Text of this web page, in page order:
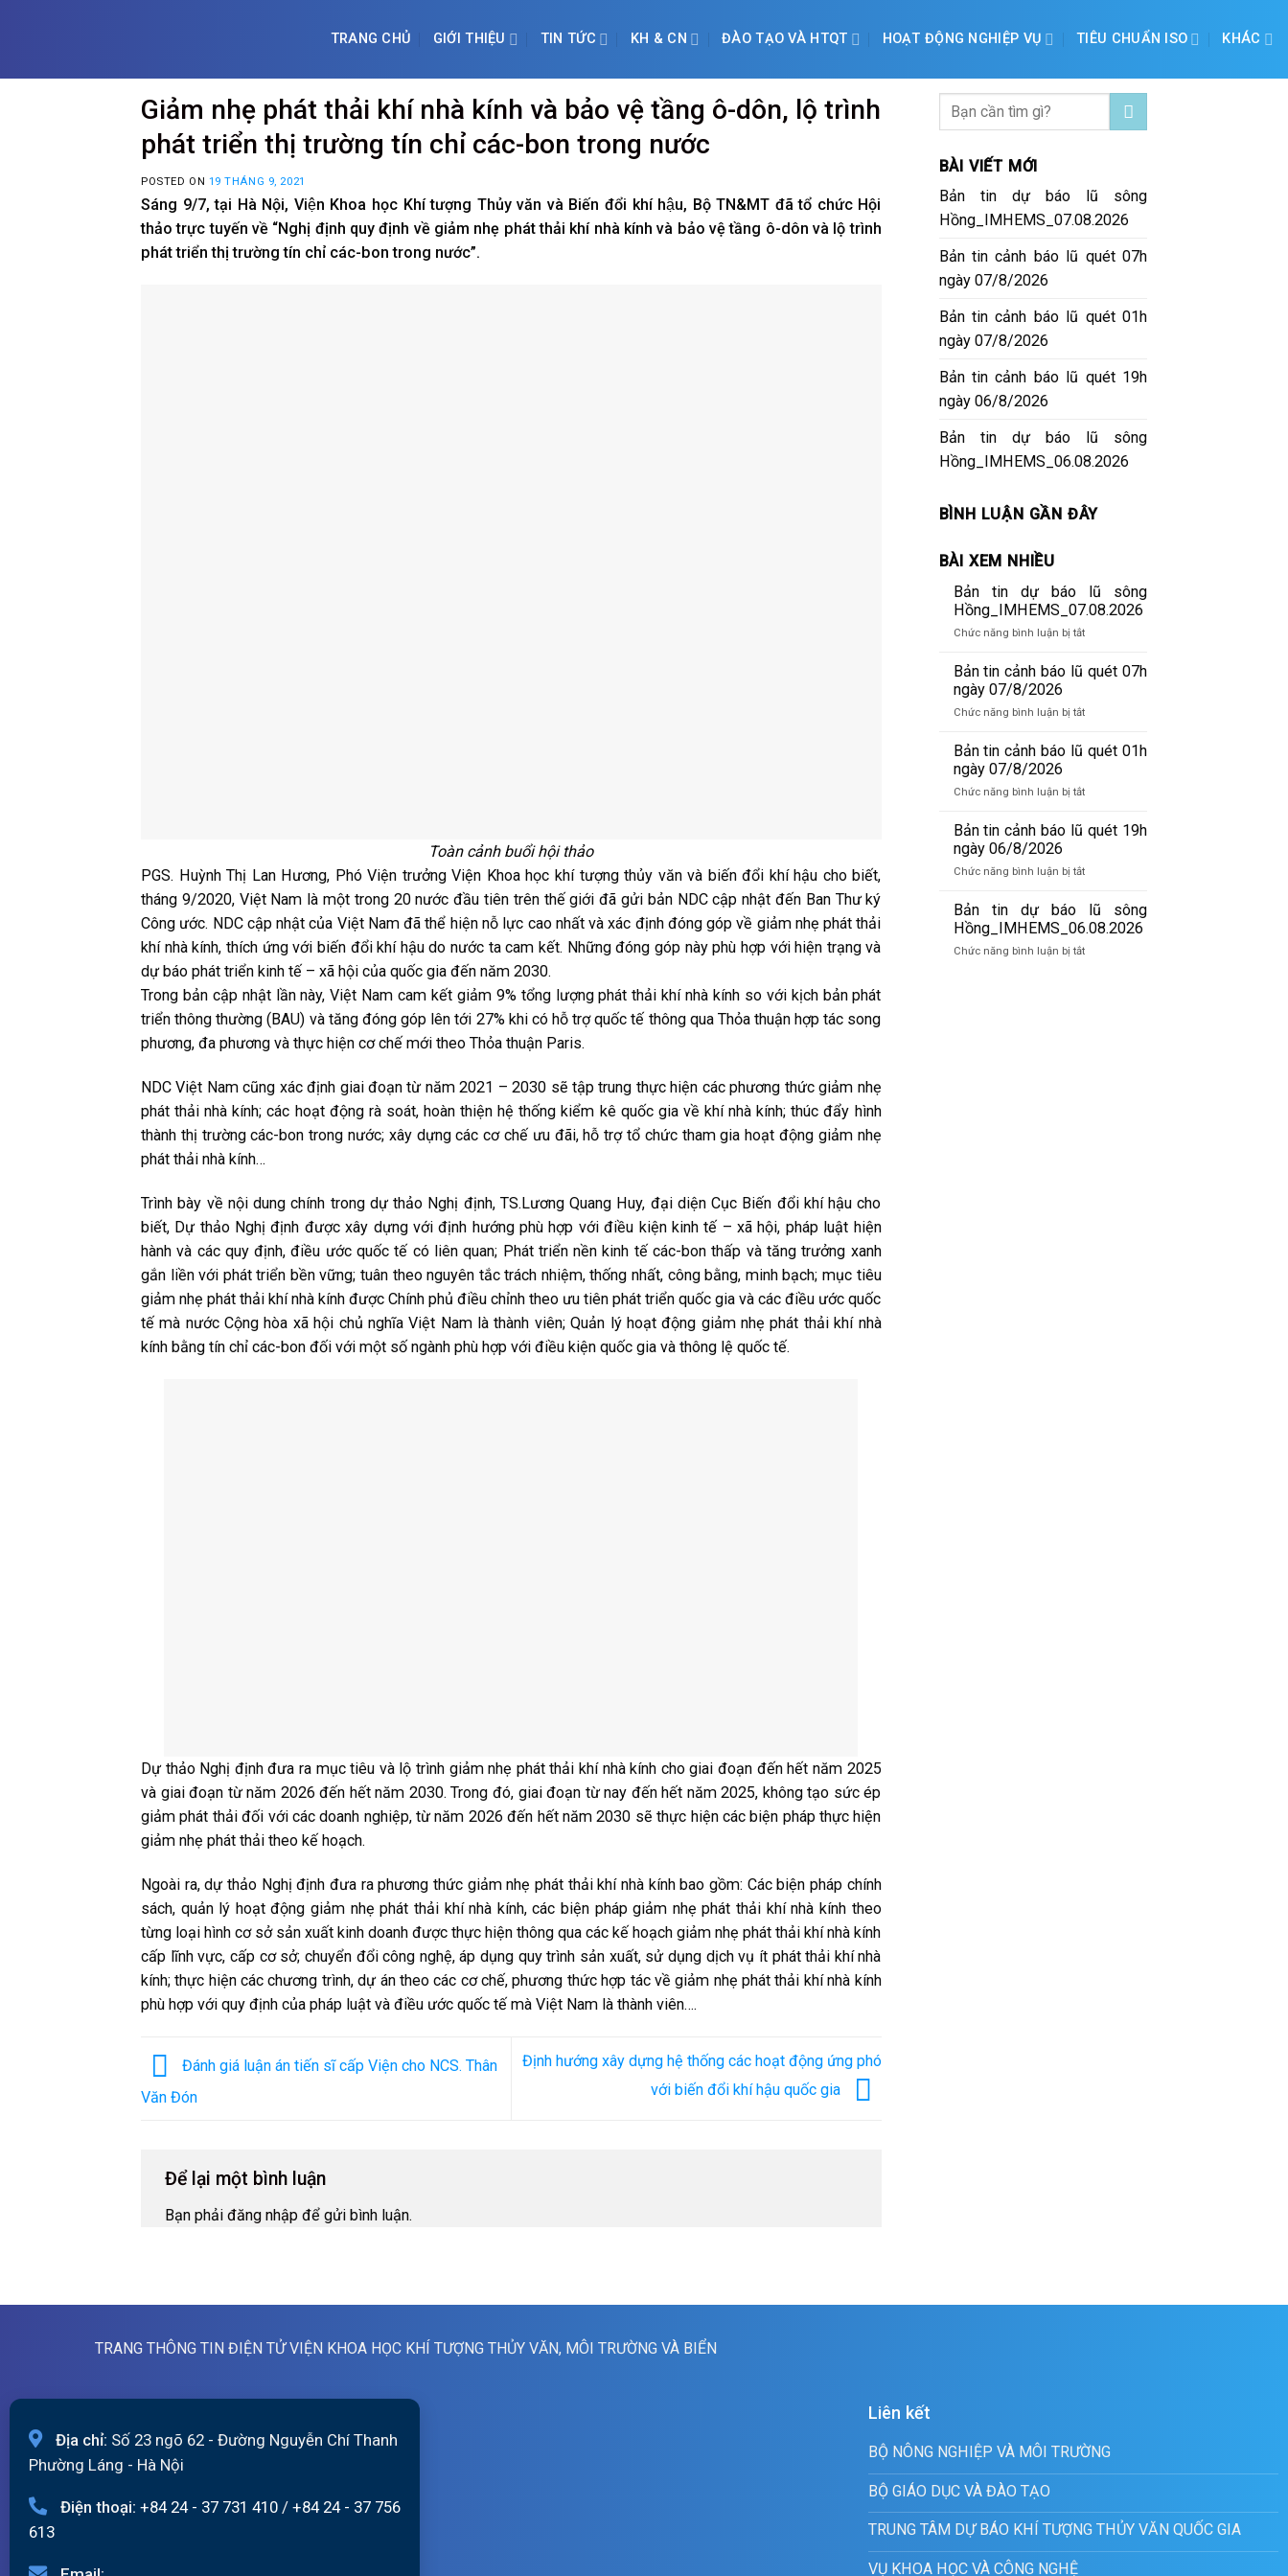
TRANG CHỦ GIỚI THIỆU TIN TỨC KH & CN ĐÀO TẠO VÀ HTQT HOẠT ĐỘNG NGHIỆP VỤ TIÊU CHUẨN ISO KHÁC
Giảm nhẹ phát thải khí nhà kính và bảo vệ tầng ô-dôn, lộ trình
phát triển thị trường tín chỉ các-bon trong nước
POSTED ON 19 THÁNG 9, 2021
Sáng 9/7, tại Hà Nội, Viện Khoa học Khí tượng Thủy văn và Biến đổi khí hậu, Bộ TN&MT đã tổ chức Hội
thảo trực tuyến về “Nghị định quy định về giảm nhẹ phát thải khí nhà kính và bảo vệ tầng ô-dôn và lộ trình
phát triển thị trường tín chỉ các-bon trong nước”.
Toàn cảnh buổi hội thảo
PGS. Huỳnh Thị Lan Hương, Phó Viện trưởng Viện Khoa học khí tượng thủy văn và biến đổi khí hậu cho biết,
tháng 9/2020, Việt Nam là một trong 20 nước đầu tiên trên thế giới đã gửi bản NDC cập nhật đến Ban Thư ký
Công ước. NDC cập nhật của Việt Nam đã thể hiện nỗ lực cao nhất và xác định đóng góp về giảm nhẹ phát thải
khí nhà kính, thích ứng với biến đổi khí hậu do nước ta cam kết. Những đóng góp này phù hợp với hiện trạng và
dự báo phát triển kinh tế – xã hội của quốc gia đến năm 2030.
Trong bản cập nhật lần này, Việt Nam cam kết giảm 9% tổng lượng phát thải khí nhà kính so với kịch bản phát
triển thông thường (BAU) và tăng đóng góp lên tới 27% khi có hỗ trợ quốc tế thông qua Thỏa thuận hợp tác song
phương, đa phương và thực hiện cơ chế mới theo Thỏa thuận Paris.
NDC Việt Nam cũng xác định giai đoạn từ năm 2021 – 2030 sẽ tập trung thực hiện các phương thức giảm nhẹ
phát thải nhà kính; các hoạt động rà soát, hoàn thiện hệ thống kiểm kê quốc gia về khí nhà kính; thúc đẩy hình
thành thị trường các-bon trong nước; xây dựng các cơ chế ưu đãi, hỗ trợ tổ chức tham gia hoạt động giảm nhẹ
phát thải nhà kính…
Trình bày về nội dung chính trong dự thảo Nghị định, TS.Lương Quang Huy, đại diện Cục Biến đổi khí hậu cho
biết, Dự thảo Nghị định được xây dựng với định hướng phù hợp với điều kiện kinh tế – xã hội, pháp luật hiện
hành và các quy định, điều ước quốc tế có liên quan; Phát triển nền kinh tế các-bon thấp và tăng trưởng xanh
gắn liền với phát triển bền vững; tuân theo nguyên tắc trách nhiệm, thống nhất, công bằng, minh bạch; mục tiêu
giảm nhẹ phát thải khí nhà kính được Chính phủ điều chỉnh theo ưu tiên phát triển quốc gia và các điều ước quốc
tế mà nước Cộng hòa xã hội chủ nghĩa Việt Nam là thành viên; Quản lý hoạt động giảm nhẹ phát thải khí nhà
kính bằng tín chỉ các-bon đối với một số ngành phù hợp với điều kiện quốc gia và thông lệ quốc tế.
Dự thảo Nghị định đưa ra mục tiêu và lộ trình giảm nhẹ phát thải khí nhà kính cho giai đoạn đến hết năm 2025
và giai đoạn từ năm 2026 đến hết năm 2030. Trong đó, giai đoạn từ nay đến hết năm 2025, không tạo sức ép
giảm phát thải đối với các doanh nghiệp, từ năm 2026 đến hết năm 2030 sẽ thực hiện các biện pháp thực hiện
giảm nhẹ phát thải theo kế hoạch.
Ngoài ra, dự thảo Nghị định đưa ra phương thức giảm nhẹ phát thải khí nhà kính bao gồm: Các biện pháp chính
sách, quản lý hoạt động giảm nhẹ phát thải khí nhà kính, các biện pháp giảm nhẹ phát thải khí nhà kính theo
từng loại hình cơ sở sản xuất kinh doanh được thực hiện thông qua các kế hoạch giảm nhẹ phát thải khí nhà kính
cấp lĩnh vực, cấp cơ sở; chuyển đổi công nghệ, áp dụng quy trình sản xuất, sử dụng dịch vụ ít phát thải khí nhà
kính; thực hiện các chương trình, dự án theo các cơ chế, phương thức hợp tác về giảm nhẹ phát thải khí nhà kính
phù hợp với quy định của pháp luật và điều ước quốc tế mà Việt Nam là thành viên….
Đánh giá luận án tiến sĩ cấp Viện cho NCS. Thân
Văn Đón
Định hướng xây dựng hệ thống các hoạt động ứng phó
với biến đổi khí hậu quốc gia
Để lại một bình luận
Bạn phải đăng nhập để gửi bình luận.
BÀI VIẾT MỚI
Bản tin dự báo lũ sông
Hồng_IMHEMS_07.08.2026
Bản tin cảnh báo lũ quét 07h
ngày 07/8/2026
Bản tin cảnh báo lũ quét 01h
ngày 07/8/2026
Bản tin cảnh báo lũ quét 19h
ngày 06/8/2026
Bản tin dự báo lũ sông
Hồng_IMHEMS_06.08.2026
BÌNH LUẬN GẦN ĐÂY
BÀI XEM NHIỀU
Bản tin dự báo lũ sông
Hồng_IMHEMS_07.08.2026
Chức năng bình luận bị tắtở
tin
dự
lũ
Hồng_IMHEMS_07.08.2026
Bản tin cảnh báo lũ quét 07h
ngày 07/8/2026
Chức năng bình luận bị tắtở
tin
cảnh
lũ
07h
07/8/2026
Bản tin cảnh báo lũ quét 01h
ngày 07/8/2026
Chức năng bình luận bị tắtở
tin
cảnh
lũ
01h
ngày
07/8/2026
Bản tin cảnh báo lũ quét 19h
ngày 06/8/2026
Chức năng bình luận bị tắtở
tin
cảnh
lũ
Bản tin dự báo lũ sông
Hồng_IMHEMS_06.08.2026
Chức năng bình luận bị tắtở
TRANG THÔNG TIN ĐIỆN TỬ VIỆN KHOA HỌC KHÍ TƯỢNG THỦY VĂN, MÔI TRƯỜNG VÀ BIỂN
Địa chỉ: Số 23 ngõ 62 - Đường Nguyễn Chí Thanh
Phường Láng - Hà Nội
Điện thoại: +84 24 - 37 731 410 / +84 24 - 37 756
613
Liên kết
BỘ NÔNG NGHIỆP VÀ MÔI TRƯỜNG
BỘ GIÁO DỤC VÀ ĐÀO TẠO
TRUNG TÂM DỰ BÁO KHÍ TƯỢNG THỦY VĂN QUỐC GIA
VỤ KHOA HỌC VÀ CÔNG NGHỆ